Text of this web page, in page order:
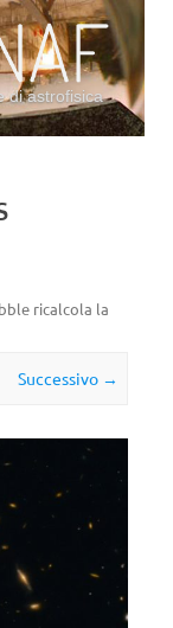
di astrofisica
ricalcola la
Successivo →